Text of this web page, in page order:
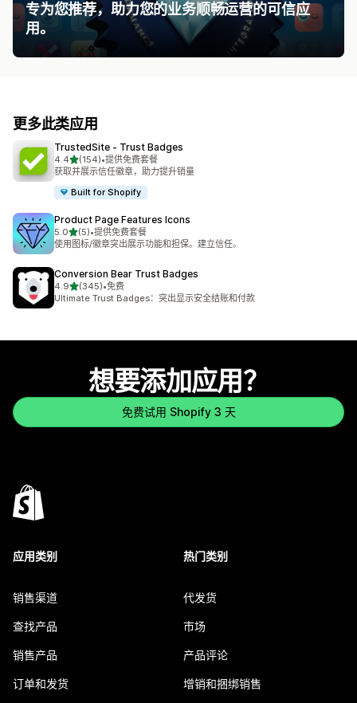
专为您推荐，助力您的业务顺畅运营的可信应
用。
更多此类应用
TrustedSite ‑ Trust Badges
4.4星（满分 5 星）
(154)
总共 154 条评论
•提供免费套餐
获取并展示信任徽章，助力提升销量
Built for Shopify
Product Page Features Icons
5.0星（满分 5 星）
(5)
总共 5 条评论
•提供免费套餐
使用图标/徽章突出展示功能和担保。建立信任。
Conversion Bear Trust Badges
4.9星（满分 5 星）
(345)
总共 345 条评论
•免费
Ultimate Trust Badges：突出显示安全结账和付款
想要添加应用？
免费试用 Shopify 3 天
应用类别
销售渠道
查找产品
销售产品
订单和发货
热门类别
代发货
市场
产品评论
增销和捆绑销售